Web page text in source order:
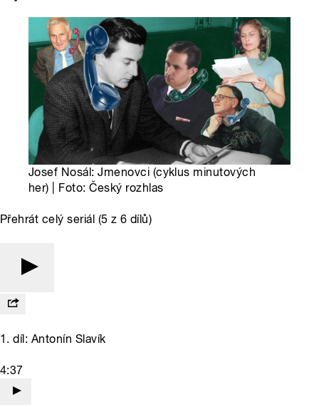
Josef Nosál: Jmenovci (cyklus minutových
her) | Foto: Český rozhlas
Přehrát celý seriál (5 z 6 dílů)
1. díl: Antonín Slavík
4:37